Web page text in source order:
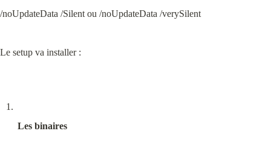
/noUpdateData /Silent ou /noUpdateData /verySilent
Le setup va installer :
Les binaires